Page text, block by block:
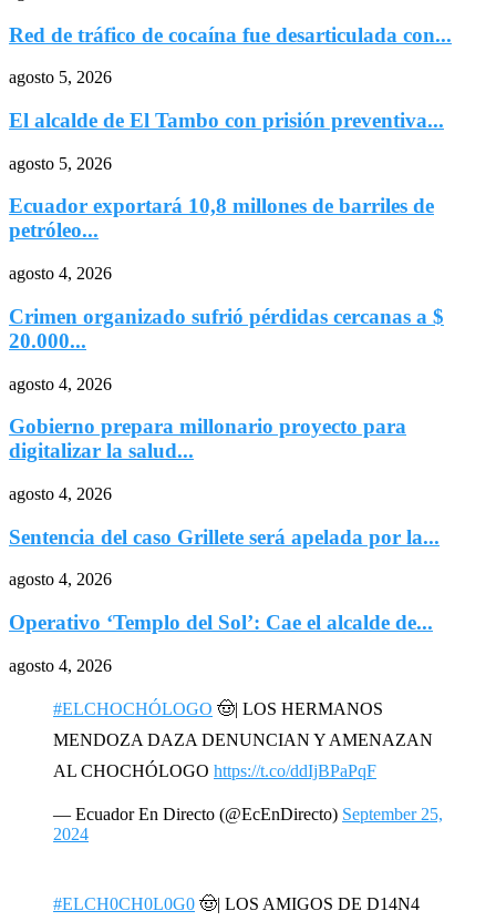
Red de tráfico de cocaína fue desarticulada con...
agosto 5, 2026
El alcalde de El Tambo con prisión preventiva...
agosto 5, 2026
Ecuador exportará 10,8 millones de barriles de
petróleo...
agosto 4, 2026
Crimen organizado sufrió pérdidas cercanas a $
20.000...
agosto 4, 2026
Gobierno prepara millonario proyecto para
digitalizar la salud...
agosto 4, 2026
Sentencia del caso Grillete será apelada por la...
agosto 4, 2026
Operativo ‘Templo del Sol’: Cae el alcalde de...
agosto 4, 2026
#ELCHOCHÓLOGO 🤠| LOS HERMANOS
MENDOZA DAZA DENUNCIAN Y AMENAZAN
AL CHOCHÓLOGO https://t.co/ddIjBPaPqF
— Ecuador En Directo (@EcEnDirecto) September 25,
2024
#ELCH0CH0L0G0 🤠| LOS AMIGOS DE D14N4